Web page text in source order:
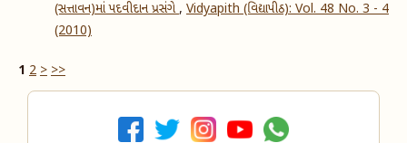
(સત્તાવન)માં પદવીદાન પ્રસંગે, Vidyapith (વિદ્યાપીઠ): Vol. 48 No. 3 - 4
(2010)
1 2 > >>